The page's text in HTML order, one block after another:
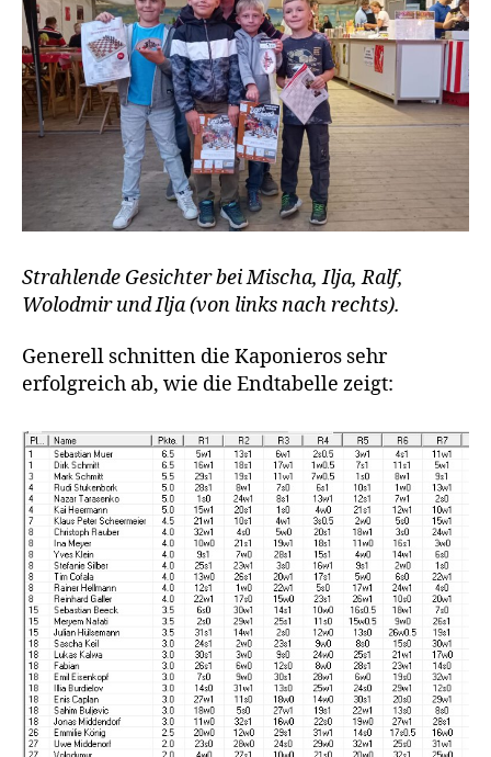
Strahlende Gesichter bei Mischa, Ilja, Ralf,
Wolodmir und Ilja (von links nach rechts).
Generell schnitten die Kaponieros sehr
erfolgreich ab, wie die Endtabelle zeigt: